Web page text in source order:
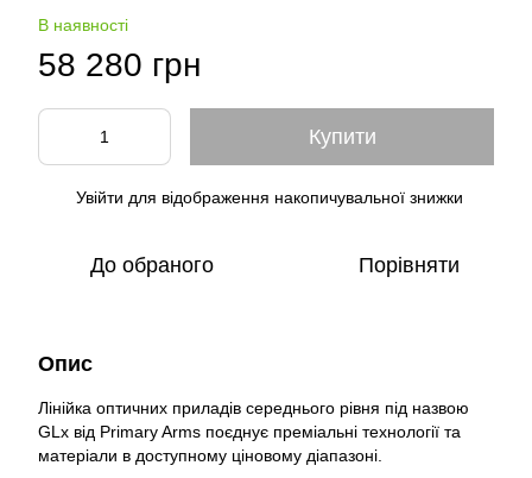
В наявності
58 280 грн
Купити
Увійти для відображення накопичувальної знижки
До обраного Порівняти
Опис
Лінійка оптичних приладів середнього рівня під назвою
GLx від Primary Arms поєднує преміальні технології та
матеріали в доступному ціновому діапазоні.